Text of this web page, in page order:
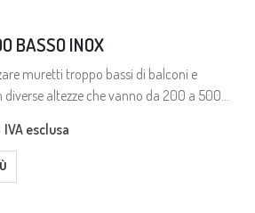
BASSO INOX
muretti troppo bassi di balconi e
diverse altezze che vanno da 200 a 500
IVA esclusa